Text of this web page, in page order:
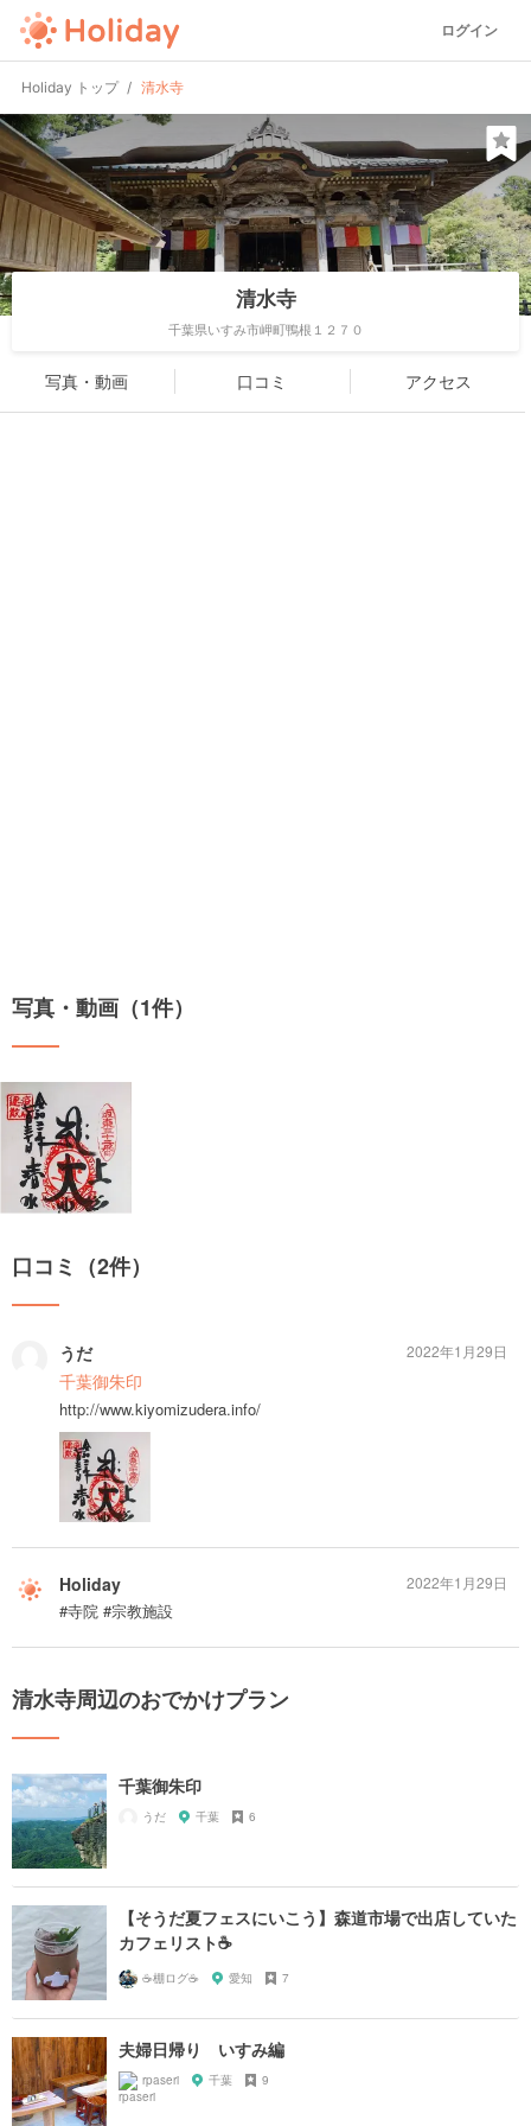
ログイン
Holiday トップ 清水寺
清水寺
千葉県いすみ市岬町鴨根１２７０
写真・動画 口コミ アクセス
写真・動画（1件）
口コミ（2件）
うだ
千葉御朱印
http://www.kiyomizudera.info/
2022年1月29日
Holiday
#寺院 #宗教施設
2022年1月29日
清水寺周辺のおでかけプラン
千葉御朱印
うだ 千葉 6
【そうだ夏フェスにいこう】森道市場で出店していた
カフェリスト☕️
☕️棚ログ☕️ 愛知 7
夫婦日帰り いすみ編
rpaseri 千葉 9